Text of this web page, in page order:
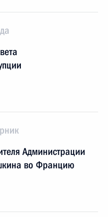
Администрации
во Францию